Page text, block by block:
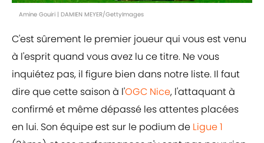
Amine Gouiri | DAMIEN MEYER/GettyImages
C'est sûrement le premier joueur qui vous est venu
à l'esprit quand vous avez lu ce titre. Ne vous
inquiétez pas, il figure bien dans notre liste. Il faut
dire que cette saison à l'OGC Nice, l'attaquant à
confirmé et même dépassé les attentes placées
en lui. Son équipe est sur le podium de Ligue 1